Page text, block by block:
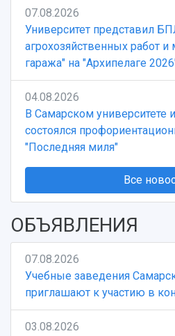
07.08.2026
Университет представил
агрохозяйственных работ
гаража" на "Архипелаге
04.08.2026
В Самарском университете
состоялся
"Последняя миля"
Все
ОБЪЯВЛЕНИЯ
07.08.2026
Учебные заведения
приглашают к участию в
03.08.2026